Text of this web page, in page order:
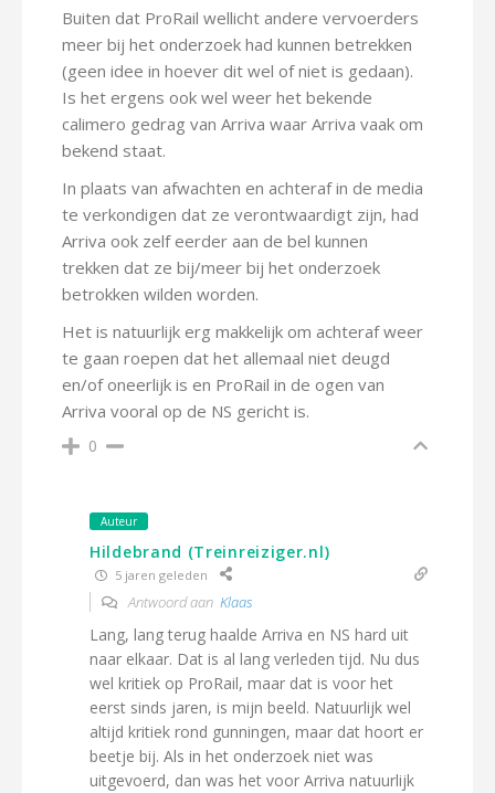
Buiten dat ProRail wellicht andere vervoerders
meer bij het onderzoek had kunnen betrekken
(geen idee in hoever dit wel of niet is gedaan).
Is het ergens ook wel weer het bekende
calimero gedrag van Arriva waar Arriva vaak om
bekend staat.
In plaats van afwachten en achteraf in de media
te verkondigen dat ze verontwaardigt zijn, had
Arriva ook zelf eerder aan de bel kunnen
trekken dat ze bij/meer bij het onderzoek
betrokken wilden worden.
Het is natuurlijk erg makkelijk om achteraf weer
te gaan roepen dat het allemaal niet deugd
en/of oneerlijk is en ProRail in de ogen van
Arriva vooral op de NS gericht is.
0
Auteur
Hildebrand (Treinreiziger.nl)
5 jaren geleden
Antwoord aan Klaas
Lang, lang terug haalde Arriva en NS hard uit
naar elkaar. Dat is al lang verleden tijd. Nu dus
wel kritiek op ProRail, maar dat is voor het
eerst sinds jaren, is mijn beeld. Natuurlijk wel
altijd kritiek rond gunningen, maar dat hoort er
beetje bij. Als in het onderzoek niet was
uitgevoerd, dan was het voor Arriva natuurlijk